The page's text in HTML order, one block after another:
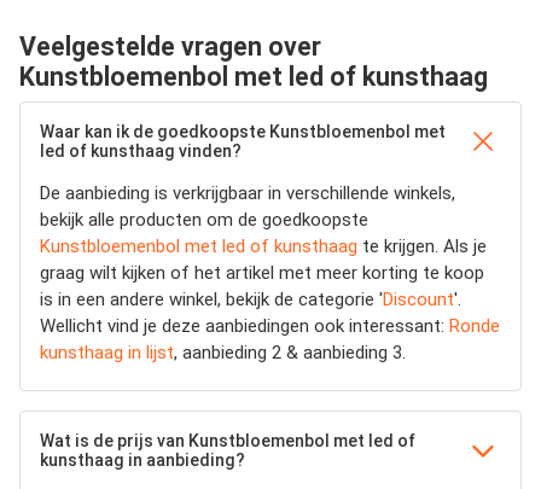
Veelgestelde vragen over
Kunstbloemenbol met led of kunsthaag
Waar kan ik de goedkoopste Kunstbloemenbol met
led of kunsthaag vinden?
De aanbieding is verkrijgbaar in verschillende winkels,
bekijk alle producten om de goedkoopste
Kunstbloemenbol met led of kunsthaag te krijgen. Als je
graag wilt kijken of het artikel met meer korting te koop
is in een andere winkel, bekijk de categorie 'Discount'.
Wellicht vind je deze aanbiedingen ook interessant: Ronde
kunsthaag in lijst, aanbieding 2 & aanbieding 3.
Wat is de prijs van Kunstbloemenbol met led of
kunsthaag in aanbieding?